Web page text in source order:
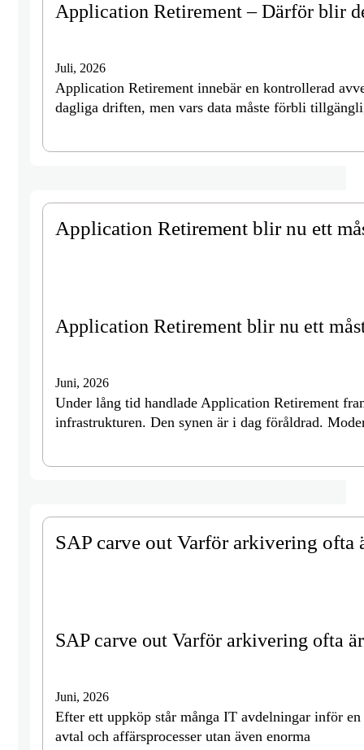
Application Retirement – Därför blir
Juli, 2026
Application Retirement innebär en kontrollerad
dagliga driften, men vars data måste förbli
Application Retirement blir nu ett
Application Retirement blir nu ett
Juni, 2026
Under lång tid handlade Application Retirement
infrastrukturen. Den synen är i dag föråldrad.
SAP carve out Varför arkivering ofta
SAP carve out Varför arkivering ofta
Juni, 2026
Efter ett uppköp står många IT avdelningar inför
avtal och affärsprocesser utan även enorma